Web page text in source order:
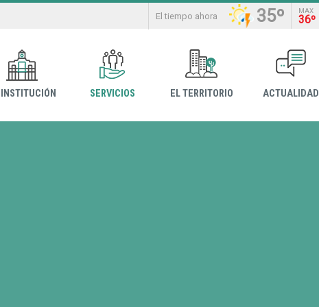
El tiempo ahora 35º MAX
36º
SERVICIOS EL TERRITORIO ACTUALIDAD